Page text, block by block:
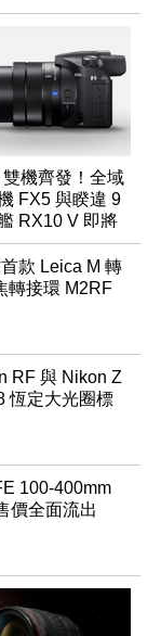
機齊發！全域
FX5 與睽違 9
RX10 V 即將
款 Leica M 轉
轉接環 M2RF
RF 與 Nikon Z
恆定大光圈標
100-400mm
價全面流出